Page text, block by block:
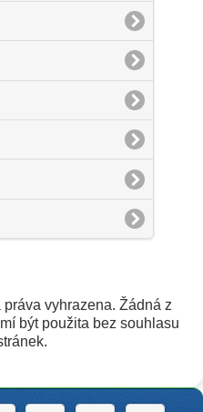
vyhrazena. Žádná z
být použita bez souhlasu